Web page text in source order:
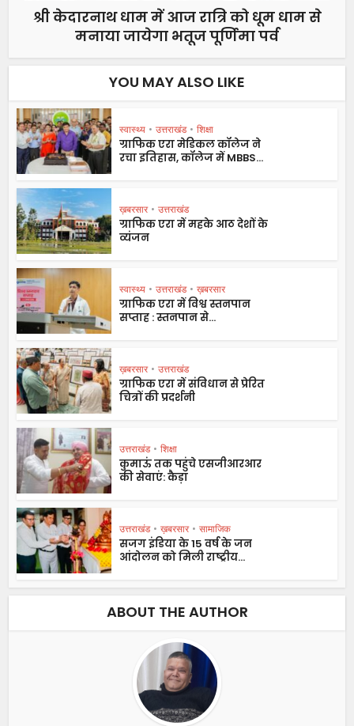
श्री केदारनाथ धाम में आज रात्रि को धूम धाम से
मनाया जायेगा भतूज पूर्णिमा पर्व
YOU MAY ALSO LIKE
स्वास्थ्य • उत्तराखंड • शिक्षा
ग्राफिक एरा मेडिकल कॉलेज ने
रचा इतिहास, कॉलेज में MBBS...
ख़बरसार • उत्तराखंड
ग्राफिक एरा में महके आठ देशों के
व्यंजन
स्वास्थ्य • उत्तराखंड • ख़बरसार
ग्राफिक एरा में विश्व स्तनपान
सप्ताह : स्तनपान से...
ख़बरसार • उत्तराखंड
ग्राफिक एरा में संविधान से प्रेरित
चित्रों की प्रदर्शनी
उत्तराखंड • शिक्षा
कुमाऊं तक पहुंचे एसजीआरआर
की सेवाएं: कैड़ा
उत्तराखंड • ख़बरसार • सामाजिक
सजग इंडिया के 15 वर्ष के जन
आंदोलन को मिली राष्ट्रीय...
ABOUT THE AUTHOR